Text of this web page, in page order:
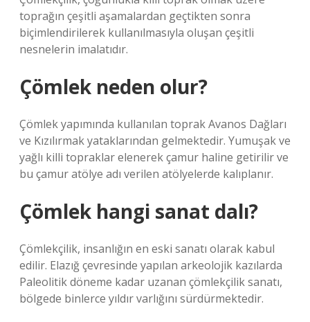
toprağın çeşitli aşamalardan geçtikten sonra
biçimlendirilerek kullanılmasıyla oluşan çeşitli
nesnelerin imalatıdır.
Çömlek neden olur?
Çömlek yapımında kullanılan toprak Avanos Dağları
ve Kızılırmak yataklarından gelmektedir. Yumuşak ve
yağlı killi topraklar elenerek çamur haline getirilir ve
bu çamur atölye adı verilen atölyelerde kalıplanır.
Çömlek hangi sanat dalı?
Çömlekçilik, insanlığın en eski sanatı olarak kabul
edilir. Elazığ çevresinde yapılan arkeolojik kazılarda
Paleolitik döneme kadar uzanan çömlekçilik sanatı,
bölgede binlerce yıldır varlığını sürdürmektedir.